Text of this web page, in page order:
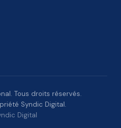
Tous droits réservés.
Syndic Digital.
Digital